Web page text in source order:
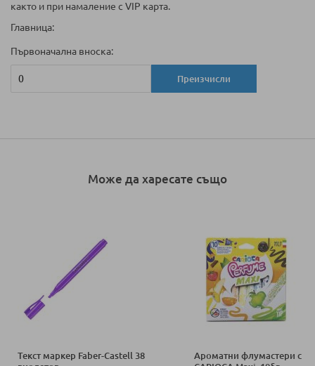
както и при намаление с VIP карта.
Главница:
Първоначална вноска:
Преизчисли
Може да харесате също
Текст маркер Faber-Castell 38
Aроматни флумастери с